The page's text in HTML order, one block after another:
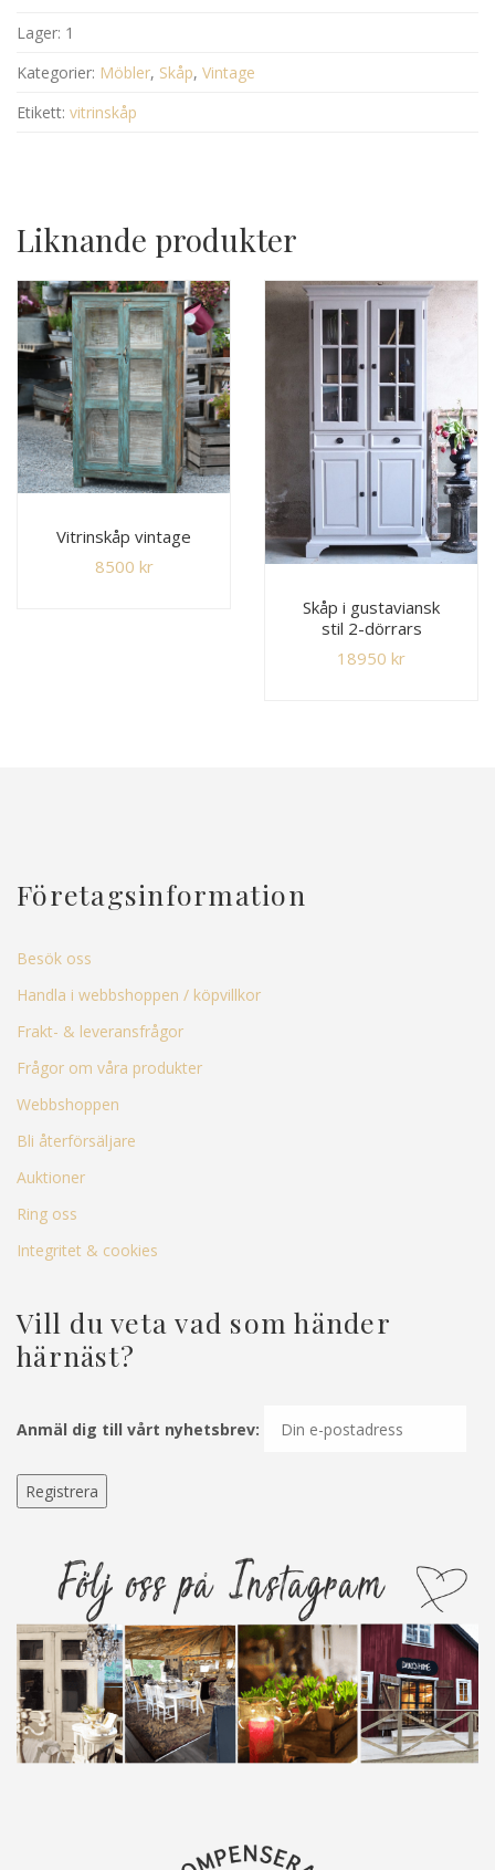
Lager: 1
Kategorier: Möbler, Skåp, Vintage
Etikett: vitrinskåp
Liknande produkter
Vitrinskåp vintage
8500 kr
Skåp i gustaviansk
stil 2-dörrars
18950 kr
Företagsinformation
Besök oss
Handla i webbshoppen / köpvillkor
Frakt- & leveransfrågor
Frågor om våra produkter
Webbshoppen
Bli återförsäljare
Auktioner
Ring oss
Integritet & cookies
Vill du veta vad som händer
härnäst?
Anmäl dig till vårt nyhetsbrev: